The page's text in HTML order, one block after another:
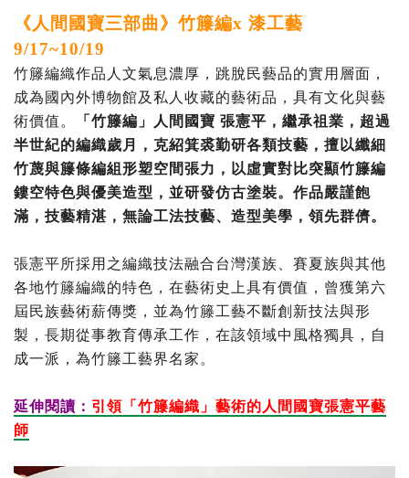
《人間國寶三部曲》竹籐編x 漆工藝
9/17~10/19
竹籐編織作品人文氣息濃厚，跳脫民藝品的實用層面，
成為國內外博物館及私人收藏的藝術品，具有文化與藝
術價值。
「竹籐編」人間國寶 張憲平，繼承祖業，超過
半世紀的編織歲月，克紹箕裘勤研各類技藝，擅以纖細
竹蔑與籐條編組形塑空間張力，以虛實對比突顯竹籐編
鏤空特色與優美造型，並研發仿古塗裝。作品嚴謹飽
滿，技藝精湛，無論工法技藝、造型美學，領先群儕。
張憲平所採用之編織技法融合台灣漢族、賽夏族與其他
各地竹籐編織的特色，在藝術史上具有價值，曾獲第六
屆民族藝術薪傳獎，並為竹籐工藝不斷創新技法與形
製，長期從事教育傳承工作，在該領域中風格獨具，自
成一派，為竹籐工藝界名家。
延伸閱讀： 引領「竹籐編織」藝術的人間國寶張憲平藝
師